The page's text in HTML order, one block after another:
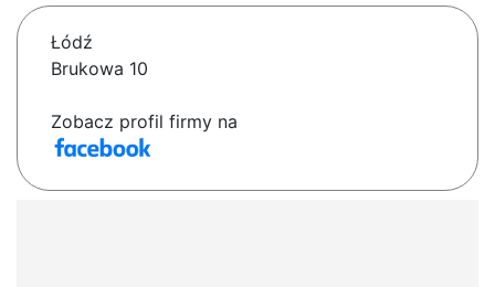
Łódź
Brukowa 10
Zobacz profil firmy na